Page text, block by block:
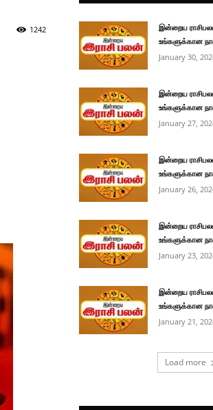
1242
இன்றைய
உங்களுக்கான
January 30,
இன்றைய
உங்களுக்கான
January 27,
இன்றைய
உங்களுக்கான
January 26,
இன்றைய
உங்களுக்கான
January 23,
இன்றைய
உங்களுக்கான
January 21,
Load more